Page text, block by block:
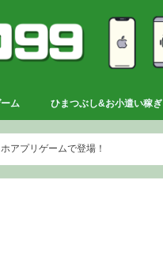
ム ひまつぶし&お小遣い稼ぎ
アプリゲームで登場！